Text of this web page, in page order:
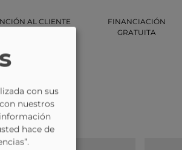
AL CLIENTE
FINANCIACIÓN
GRATUITA
con sus
nuestros
hace de